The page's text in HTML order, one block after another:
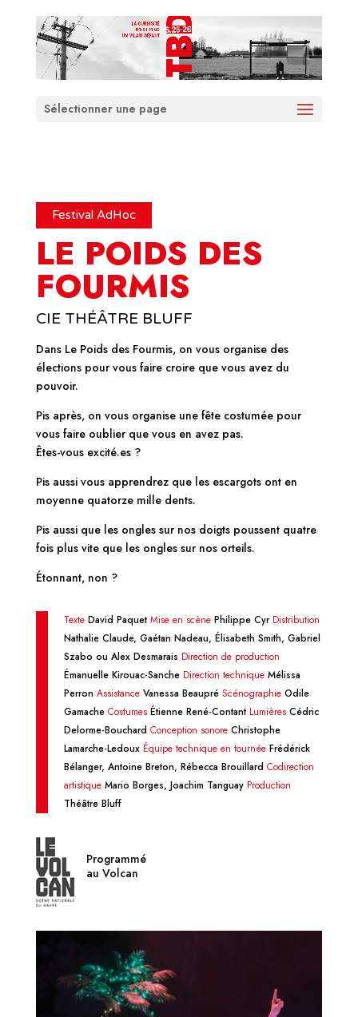
Sélectionner une page
Festival AdHoc
LE POIDS DES
FOURMIS
CIE THÉÂTRE BLUFF
Dans Le Poids des Fourmis, on vous organise des
élections pour vous faire croire que vous avez du
pouvoir.
Pis après, on vous organise une fête costumée pour
vous faire oublier que vous en avez pas.
Êtes-vous excité.es ?
Pis aussi vous apprendrez que les escargots ont en
moyenne quatorze mille dents.
Pis aussi que les ongles sur nos doigts poussent quatre
fois plus vite que les ongles sur nos orteils.
Étonnant, non ?
TexteDavid Paquet Mise en scènePhilippe Cyr Distribution
Nathalie Claude, Gaétan Nadeau, Élisabeth Smith, Gabriel
Szabo ou Alex Desmarais Direction de production
Émanuelle Kirouac-Sanche Direction techniqueMélissa
Perron AssistanceVanessa Beaupré ScénographieOdile
Gamache CostumesÉtienne René-Contant LumièresCédric
Delorme-Bouchard Conception sonoreChristophe
Lamarche-Ledoux Équipe technique en tournéeFrédérick
Bélanger, Antoine Breton, Rébecca Brouillard Codirection
artistiqueMario Borges, Joachim Tanguay Production
Théâtre Bluff
Programmé
au Volcan